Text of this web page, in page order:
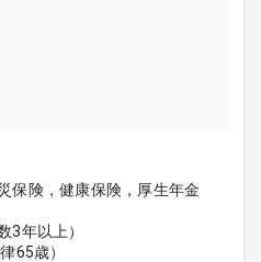
保険，健康保険，厚生年金
3年以上）
65歳）